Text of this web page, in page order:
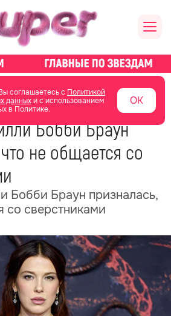
соглашаетесь с Политикой
данныхи с использованием
в Политике.
ОК
о звездах новости
Бобби Браун
не общается со
Бобби Браун призналась,
со сверстниками